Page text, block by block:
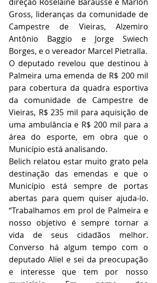
Gross, lideranças da comunidade de
Campestre de Vieiras, Alzemiro
Antônio Baggio e Jorge Swiech
O deputado revelou que destinou à
Palmeira uma emenda de R$ 200 mil
para cobertura da quadra esportiva
da comunidade de Campestre de
Vieiras, R$ 235 mil para aquisição de
uma ambulância e R$ 200 mil para a
área do esporte, em obra que o
Município está analisando.
Belich relatou estar muito grato pela
destinação das emendas e que o
Município está sempre de portas
abertas para quem quiser ajuda-lo.
“Trabalhamos em prol de Palmeira e
nosso objetivo é sempre tornar a
vida de seus cidadãos melhor.
Converso há algum tempo com o
deputado Aliel e sei da preocupação
e interesse que tem por nosso